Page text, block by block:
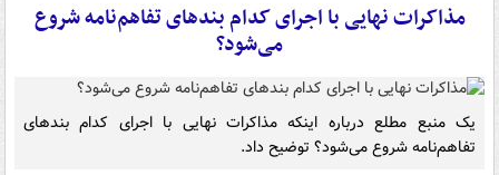
مذاکرات نهایی با اجرای کدام بندهای تفاهم‌نامه شروع
می‌شود؟
یک منبع مطلع درباره اینکه مذاکرات نهایی با اجرای کدام بندهای
تفاهم‌نامه شروع می‌شود؟ توضیح داد.